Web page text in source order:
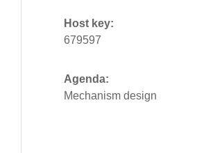
Host key:
679597
Agenda:
Mechanism design